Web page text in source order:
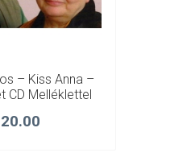
– Kiss Anna –
CD Melléklettel
20.00